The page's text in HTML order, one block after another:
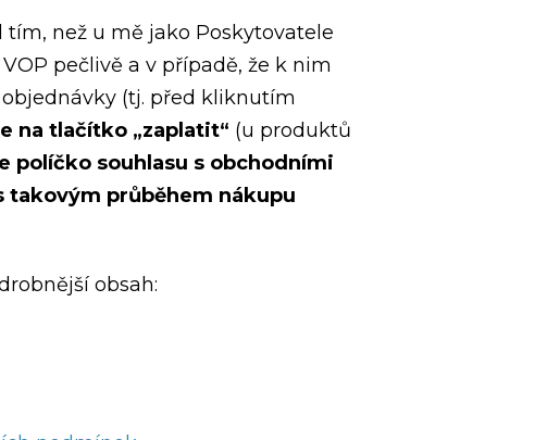
než u mě jako Poskytovatele
pečlivě a v případě, že k nim
(tj. před kliknutím
na tlačítko „zaplatit“ (u produktů
políčko souhlasu s obchodními
takovým průběhem nákupu
obsah: